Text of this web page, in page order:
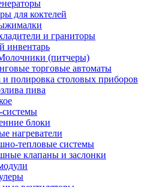
для коктелей
и граниторы
инвентарь
(питчеры)
торговые автоматы
полировка столовых приборов
пива
блоки
нагреватели
тепловые системы
клапаны и заслонки